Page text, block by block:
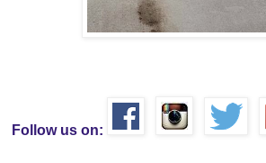
Follow us on: